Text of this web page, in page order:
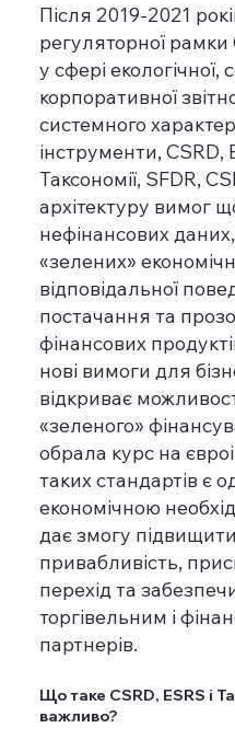
Після 2019-2021
регуляторної
у сфері екологічної,
корпоративної
системного
інструменти, CSRD,
Таксономії, SFDR,
архітектуру вимог
нефінансових даних,
«зелених»
відповідальної
постачання та
фінансових
нові вимоги для
відкриває
«зеленого»
обрала курс на
таких стандартів є
економічною
дає змогу
привабливість,
перехід та
торгівельним і
партнерів.
Що таке CSRD, ESRS і
важливо?